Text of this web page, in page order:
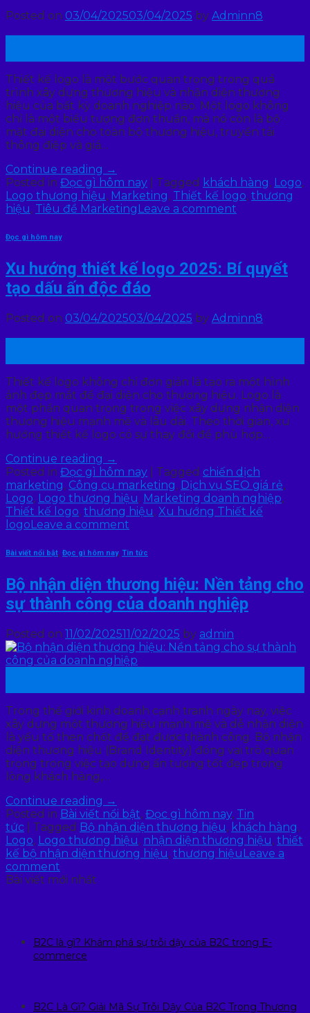
Posted on 03/04/202503/04/2025 by Adminn8
Thiết kế logo là một bước quan trọng trong quá
trình xây dựng thương hiệu và nhận diện thương
hiệu của bất kỳ doanh nghiệp nào. Một logo không
chỉ là một biểu tượng đơn thuần, mà nó còn là bộ
mặt đại diện cho toàn bộ thương hiệu, truyền tải
thông điệp và giá…
Continue reading →
Posted in Đọc gì hôm nay Tagged khách hàng, Logo,
Logo thương hiệu, Marketing, Thiết kế logo, thương
hiệu, Tiêu đề Marketing Leave a comment
Đọc gì hôm nay
Xu hướng thiết kế logo 2025: Bí quyết
tạo dấu ấn độc đáo
Posted on 03/04/202503/04/2025 by Adminn8
Thiết kế logo không chỉ đơn giản là tạo ra một hình
ảnh đẹp mắt để đại diện cho thương hiệu. Logo là
một phần quan trọng trong việc xây dựng nhận diện
thương hiệu mạnh mẽ và lâu dài. Theo thời gian, xu
hướng thiết kế logo có sự thay đổi để phù hợp…
Continue reading →
Posted in Đọc gì hôm nay Tagged chiến dịch
marketing, Công cụ marketing, Dịch vụ SEO giá rẻ,
Logo, Logo thương hiệu, Marketing doanh nghiệp,
Thiết kế logo, thương hiệu, Xu hướng Thiết kế
logo Leave a comment
Bài viết nổi bật, Đọc gì hôm nay, Tin tức
Bộ nhận diện thương hiệu: Nền tảng cho
sự thành công của doanh nghiệp
Posted on 11/02/202511/02/2025 by admin
Trong thế giới kinh doanh cạnh tranh ngày nay, việc
xây dựng một thương hiệu mạnh mẽ và dễ nhận diện
là yếu tố then chốt để đạt được thành công. Bộ nhận
diện thương hiệu (Brand Identity) đóng vai trò quan
trọng trong việc tạo dựng ấn tượng tốt đẹp trong
lòng khách hàng,…
Continue reading →
Posted in Bài viết nổi bật, Đọc gì hôm nay, Tin
tức
Tagged Bộ nhận diện thương hiệu, khách hàng,
Logo, Logo thương hiệu, nhận diện thương hiệu, thiết
kế bộ nhận diện thương hiệu, thương hiệu Leave a
comment
Bài viết mới nhất
B2C là gì? Khám phá sự trỗi dậy của B2C trong E-
commerce
B2C Là Gì? Giải Mã Sự Trỗi Dậy Của B2C Trong Thương